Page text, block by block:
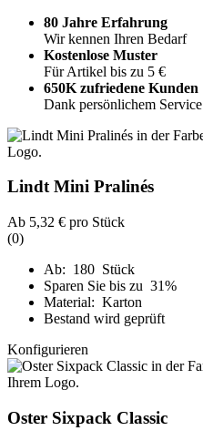
80 Jahre Erfahrung
Wir kennen Ihren Bedarf
Kostenlose Muster
Für Artikel bis zu 5 €
650K zufriedene Kunden
Dank persönlichem Service
Lindt Mini Pralinés
Ab 5,32 € pro Stück
(0)
Ab: 180 Stück
Sparen Sie bis zu 31%
Material: Karton
Bestand wird geprüft
Konfigurieren
Oster Sixpack Classic